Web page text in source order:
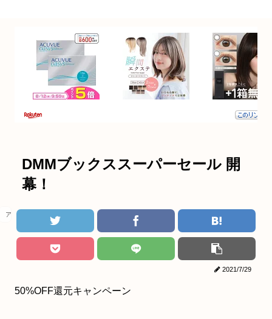
DMMブックススーパーセール 開
幕！
アニメ
2021/7/29
50%OFF還元キャンペーン